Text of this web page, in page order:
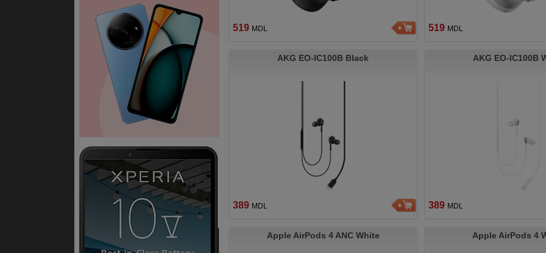
519 MDL 519 MDL
AKG EO-IC100B Black
389 MDL
AKG EO-IC100B
389 MDL
Apple AirPods 4 ANC White Apple AirPods 4